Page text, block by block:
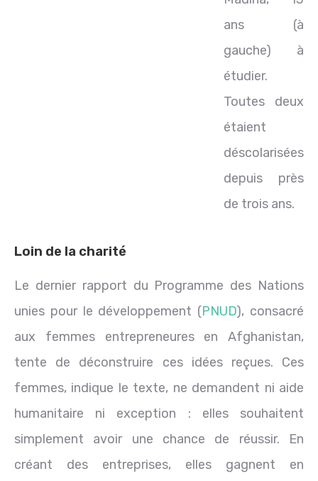
ans (à
gauche) à
étudier.
Toutes deux
étaient
déscolarisées
depuis près
de trois ans.
Loin de la charité
Le dernier rapport du Programme des Nations
unies pour le développement (PNUD), consacré
aux femmes entrepreneures en Afghanistan,
tente de déconstruire ces idées reçues. Ces
femmes, indique le texte, ne demandent ni aide
humanitaire ni exception : elles souhaitent
simplement avoir une chance de réussir. En
créant des entreprises, elles gagnent en